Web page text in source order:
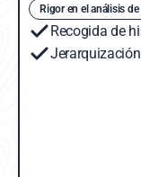
Rigor en el análisis
Recogida de